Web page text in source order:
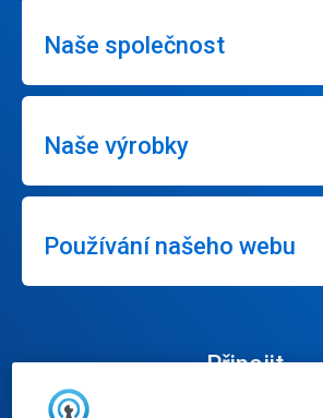
Naše společnost
Naše výrobky
Používání našeho webu
Připojit